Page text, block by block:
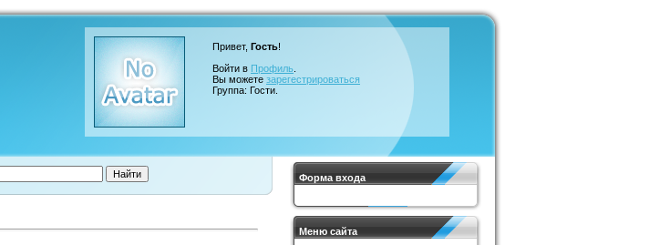
Привет, Гость!
Войти в Профиль
Вы можете зарегестрироваться
Группа: Гости.
Форма входа
Меню сайта